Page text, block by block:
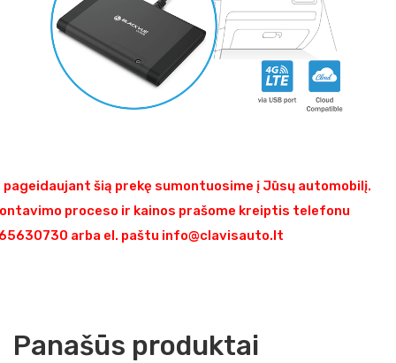
pageidaujant šią prekę sumontuosime į Jūsų automobilį.
proceso ir kainos prašome kreiptis telefonu
arba el. paštu info@clavisauto.lt
Panašūs produktai